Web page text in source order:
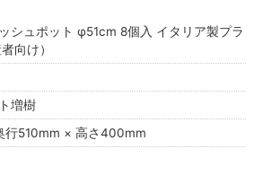
シュポット φ51cm 8個入 イタリア製プラ
向け）
増樹
行510mm × 高さ400mm